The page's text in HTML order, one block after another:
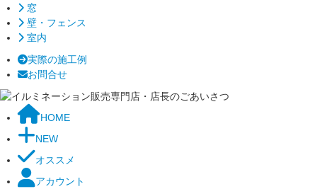
窓
壁・フェンス
室内
実際の施工例
お問合せ
HOME
NEW
オススメ
アカウント